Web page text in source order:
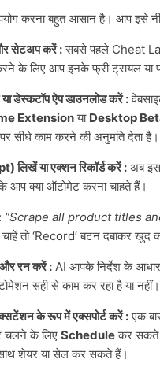
करना बहुत आसान है। आप इसे
सेटअप करें :सबसे पहले Cheat
के लिए आप इनके फ्री ट्रायल या
डेस्कटॉप ऐप डाउनलोड करें :
Extensionया Desktop
सीधे काम करने की अनुमति देता है।
लिखें या एक्शन रिकॉर्ड करें : अब
आप क्या ऑटोमेट करना चाहते हैं।
“Scrape all product titles
तो ‘Record’ बटन दबाकर खुद
रन करें : AI आपके निर्देश के
सही से काम कर रहा है या नहीं।
के रूप में एक्सपोर्ट करें :एक
चलने के लिए Scheduleकर सकते
शेयर या सेल कर सकते हैं।